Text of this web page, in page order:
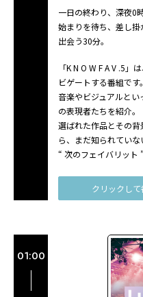
一日の終わり、深夜0
始まりを待ち、差し
出会う30分。
「K N O W F A V .5
ビゲートする番組です。
音楽やビジュアルと
の表現者たちを紹介。
選ばれた作品とその
ら、まだ知られていな
“ 次のフェイバリット
クリックし
01:00